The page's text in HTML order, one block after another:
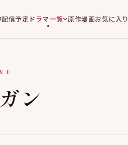
配信予定 ドラマ一覧 原作漫画お気に入り
ン